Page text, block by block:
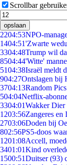
Scrollbar
opslaan
2204:53NPO-
1404:51'Zwarte
3304:48Trump wil
8504:44'Witte'
5104:38Israël meldt
904:27Ontslagen bij
3704:13Random
504:04Netflix-
3304:01Wakker Dier
1203:56Zangeres
2703:06Doden bij
802:56PS5-doos
1201:08Accell,
3401:01Kind
1500:51Duitser (93)